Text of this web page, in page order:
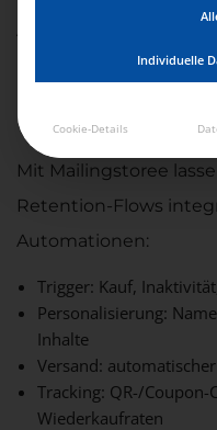
Retention
Print-
Mit Mailingstoree
Retention-Flows
Automationen:
Trigger: Kauf,
Personalisierung:
Inhalte
Versand:
Tracking: QR-/Coupon-
Wiederkaufraten
Individuelle
Cookie-Details